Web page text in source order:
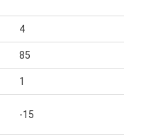
4
85
1
-15